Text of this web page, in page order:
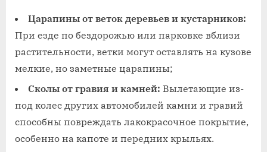
Царапины от веток деревьев и кустарников:
При езде по бездорожью или парковке вблизи
растительности‚ ветки могут оставлять на кузове
мелкие‚ но заметные царапины;
Сколы от гравия и камней: Вылетающие из-
под колес других автомобилей камни и гравий
способны повреждать лакокрасочное покрытие‚
особенно на капоте и передних крыльях.